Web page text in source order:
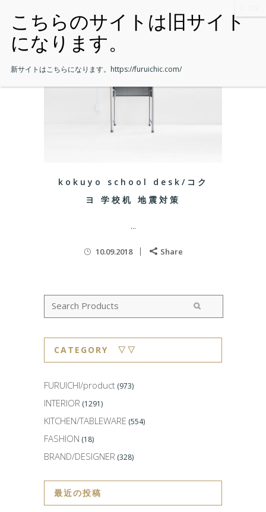
kokuyo school desk/コク
ヨ 学校机 地震対策
...
10.09.2018 Share
CATEGORY ▽▽
FURUICHI/product (973)
INTERIOR (1291)
KITCHEN/TABLEWARE (554)
FASHION (18)
BRAND/DESIGNER (328)
最近の投稿
新サイトはこちらになります。 https://furuichic.com/